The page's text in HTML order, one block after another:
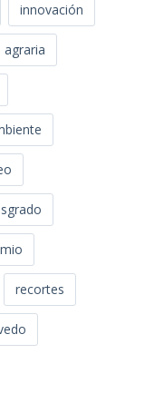
innovación
agraria
recortes